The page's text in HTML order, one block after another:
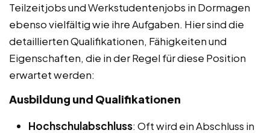
Teilzeitjobs und Werkstudentenjobs in Dormagen
ebenso vielfältig wie ihre Aufgaben. Hier sind die
detaillierten Qualifikationen, Fähigkeiten und
Eigenschaften, die in der Regel für diese Position
erwartet werden:
Ausbildung und Qualifikationen
Hochschulabschluss: Oft wird ein Abschluss in